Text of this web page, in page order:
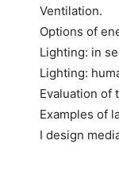
Ventilation.
Options of
Lighting: in
Lighting:
Evaluation of
Examples of
I design